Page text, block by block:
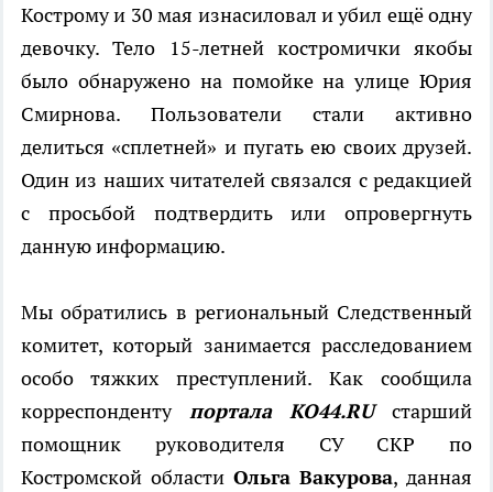
Кострому и 30 мая изнасиловал и убил ещё одну
девочку. Тело 15-летней костромички якобы
было обнаружено на помойке на улице Юрия
Смирнова. Пользователи стали активно
делиться «сплетней» и пугать ею своих друзей.
Один из наших читателей связался с редакцией
с просьбой подтвердить или опровергнуть
данную информацию.
Мы обратились в региональный Следственный
комитет, который занимается расследованием
особо тяжких преступлений. Как сообщила
корреспонденту портала КО44.RUстарший
помощник руководителя СУ СКР по
Костромской области Ольга Вакурова, данная